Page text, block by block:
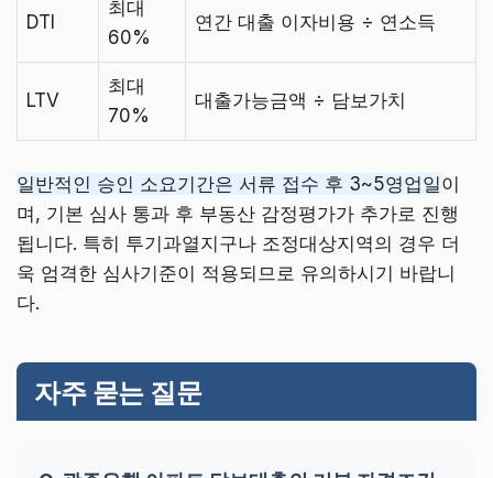
DTI
최대
60%
연간 대출 이자비용 ÷ 연소득
LTV
최대
70%
대출가능금액 ÷ 담보가치
일반적인 승인 소요기간은 서류 접수 후 3~5영업일이
며, 기본 심사 통과 후 부동산 감정평가가 추가로 진행
됩니다. 특히 투기과열지구나 조정대상지역의 경우 더
욱 엄격한 심사기준이 적용되므로 유의하시기 바랍니
다.
자주 묻는 질문